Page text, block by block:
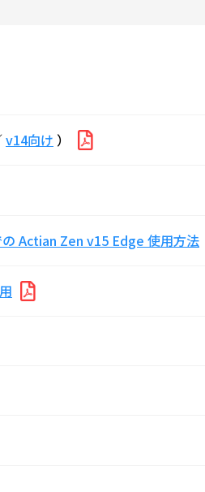
v14向け ）
Actian Zen v15 Edge 使用方法